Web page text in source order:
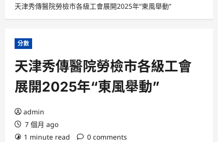
天津秀傳醫院勞檢市各級工會展開2025年“東風舉動”
分數
天津秀傳醫院勞檢市各級工會
展開2025年“東風舉動”
admin
7 個月 ago
1 minute read
0 comments